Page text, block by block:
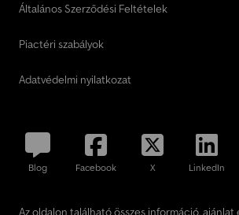
Általános Szerződési Feltételek
Piactéri szabályok
Adatvédelmi nyilatkozat
Blog Facebook X LinkedIn
Az oldalon található összes információ,